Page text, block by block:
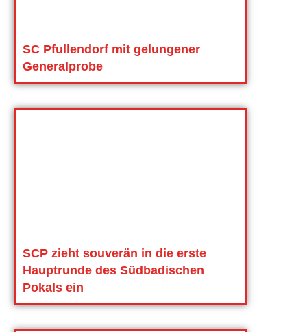
SC Pfullendorf mit gelungener
Generalprobe
SCP zieht souverän in die erste
Hauptrunde des Südbadischen
Pokals ein